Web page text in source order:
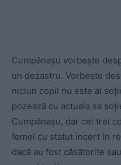
Cumpănașu vorbește
un dezastru. Vorbește
niciun copil nu este al
pozează cu actuala sa
Cumpănașu, dar cei trei
femei cu statut incert în
dacă au fost căsătorite